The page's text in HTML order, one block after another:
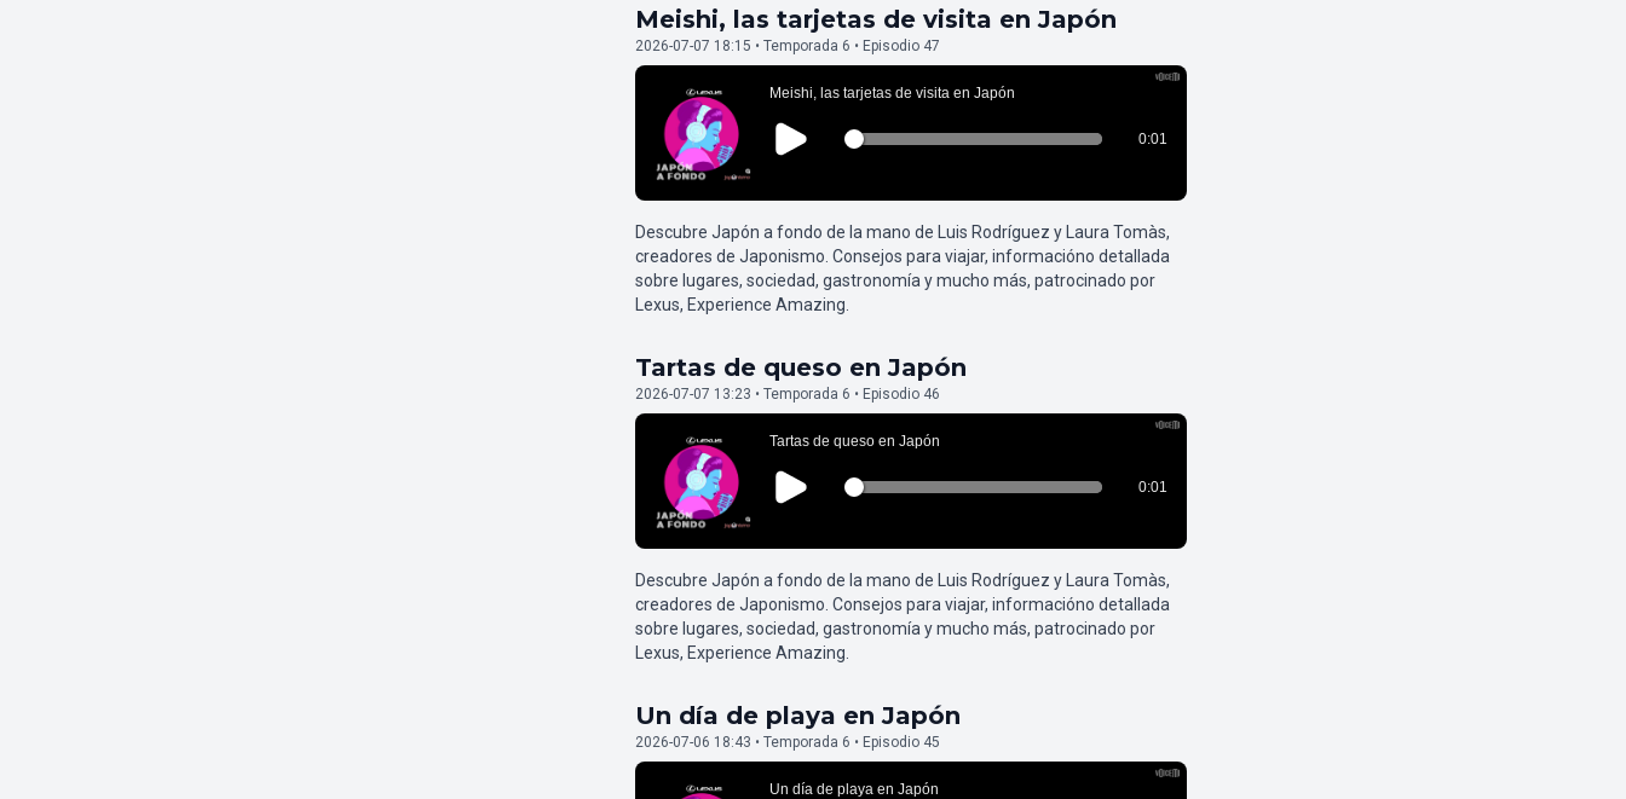
Meishi, las tarjetas de visita en Japón
2026-07-07 18:15 • Temporada 6 • Episodio 47
Descubre Japón a fondo de la mano de Luis Rodríguez y Laura Tomàs,
creadores de Japonismo. Consejos para viajar, informacióno detallada
sobre lugares, sociedad, gastronomía y mucho más, patrocinado por
Lexus, Experience Amazing.
Tartas de queso en Japón
2026-07-07 13:23 • Temporada 6 • Episodio 46
Descubre Japón a fondo de la mano de Luis Rodríguez y Laura Tomàs,
creadores de Japonismo. Consejos para viajar, informacióno detallada
sobre lugares, sociedad, gastronomía y mucho más, patrocinado por
Lexus, Experience Amazing.
Un día de playa en Japón
2026-07-06 18:43 • Temporada 6 • Episodio 45